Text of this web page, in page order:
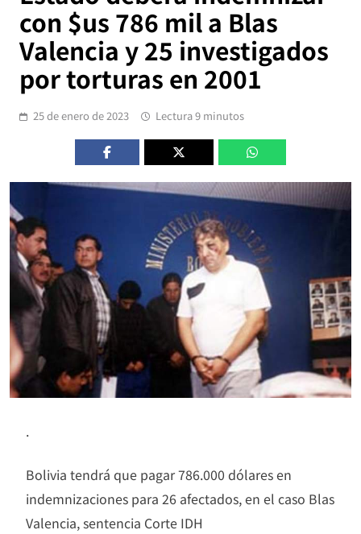
con $us 786 mil a Blas
Valencia y 25 investigados
por torturas en 2001
25 de enero de 2023 Lectura 9 minutos
.
Bolivia tendrá que pagar 786.000 dólares en
indemnizaciones para 26 afectados, en el caso Blas
Valencia, sentencia Corte IDH